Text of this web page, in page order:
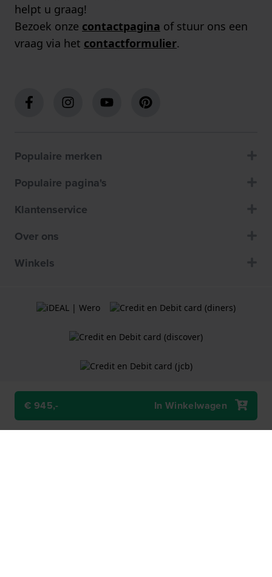
€ 945,- In Winkelwagen
helpt u graag!
Bezoek onze contactpagina of stuur ons een
vraag via het contactformulier.
Populaire merken
Populaire pagina's
Klantenservice
Over ons
Winkels